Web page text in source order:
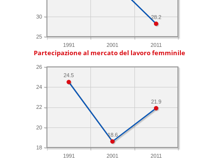
1991 2001 2011
25
30 28.2
Partecipazione al mercato del lavoro femminile
1991 2001 2011
18
20
22
24
26
21.9
18.6
24.5